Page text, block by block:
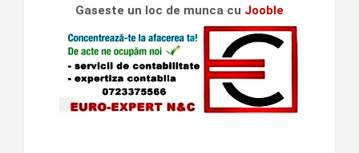
Gaseste un loc de munca cu Jooble